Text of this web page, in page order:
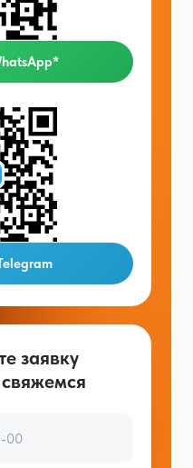
заявку